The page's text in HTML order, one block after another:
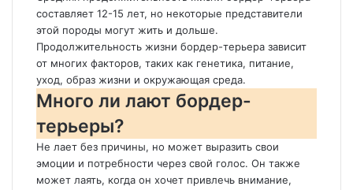
составляет 12-15 лет, но некоторые представители
этой породы могут жить и дольше.
Продолжительность жизни бордер-терьера зависит
от многих факторов, таких как генетика, питание,
уход, образ жизни и окружающая среда.
Много ли лают бордер-
терьеры?
Не лает без причины, но может выразить свои
эмоции и потребности через свой голос. Он также
может лаять, когда он хочет привлечь внимание,